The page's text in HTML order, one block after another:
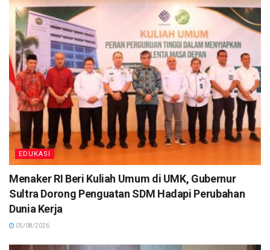
EDUKASI
Menaker RI Beri Kuliah Umum di UMK, Gubernur
Sultra Dorong Penguatan SDM Hadapi Perubahan
Dunia Kerja
05/08/2026